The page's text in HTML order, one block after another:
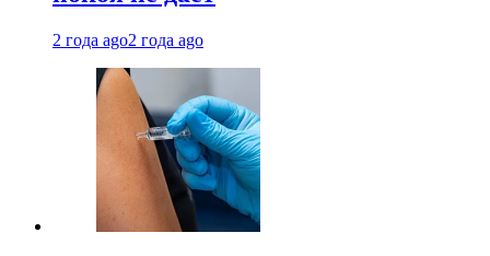
2 года ago2 года ago